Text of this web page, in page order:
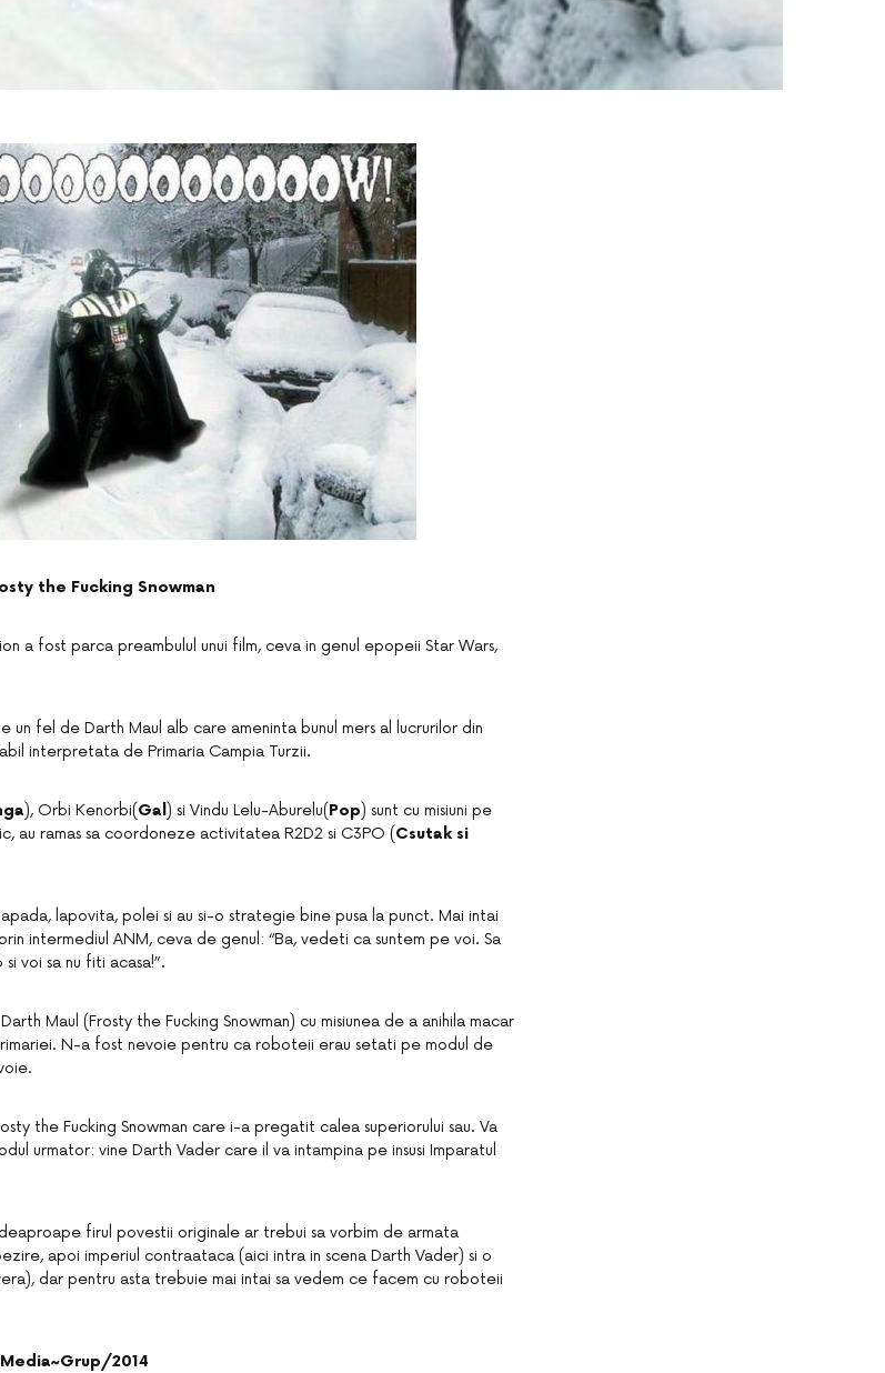
the Fucking Snowman
a fost parca preambulul unui film, ceva in genul epopeii Star Wars,
un fel de Darth Maul alb care ameninta bunul mers al lucrurilor din
interpretata de Primaria Campia Turzii.
), Orbi Kenorbi(Gal ) si Vindu Lelu-Aburelu(Pop) sunt cu misiuni pe
au ramas sa coordoneze activitatea R2D2 si C3PO (Csutak si
lapovita, polei si au si-o strategie bine pusa la punct. Mai intai
intermediul ANM, ceva de genul: “Ba, vedeti ca suntem pe voi. Sa
voi sa nu fiti acasa!”.
Maul (Frosty the Fucking Snowman) cu misiunea de a anihila macar
N-a fost nevoie pentru ca roboteii erau setati pe modul de
the Fucking Snowman care i-a pregatit calea superiorului sau. Va
urmator: vine Darth Vader care il va intampina pe insusi Imparatul
firul povestii originale ar trebui sa vorbim de armata
apoi imperiul contraataca (aici intra in scena Darth Vader) si o
dar pentru asta trebuie mai intai sa vedem ce facem cu roboteii
2014